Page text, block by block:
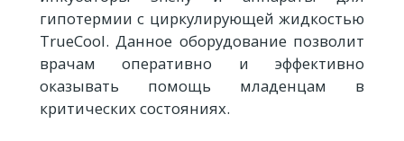
гипотермии с циркулирующей жидкостью
TrueCool. Данное оборудование позволит
врачам оперативно и эффективно
оказывать помощь младенцам в
критических состояниях.